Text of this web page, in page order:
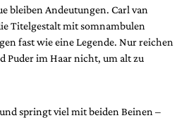
bleiben Andeutungen. Carl van
Titelgestalt mit somnambulen
fast wie eine Legende. Nur reichen
Puder im Haar nicht, um alt zu
springt viel mit beiden Beinen –